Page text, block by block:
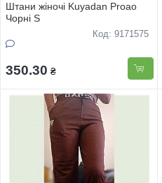
Штани жіночі Kuyadan Proao
Чорні S
Код: 9171575
350.30 ₴